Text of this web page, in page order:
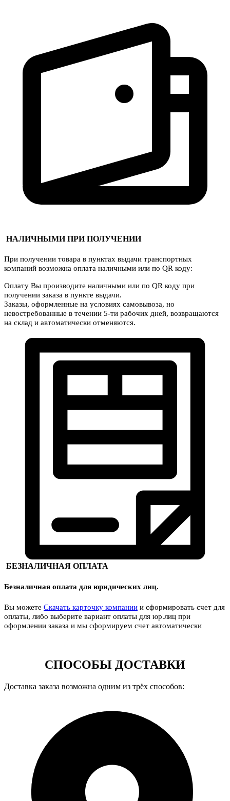
НАЛИЧНЫМИ ПРИ ПОЛУЧЕНИИ
При получении товара в пунктах выдачи транспортных
компаний возможна оплата наличными или по QR коду:
Оплату Вы производите наличными или по QR коду при
получении заказа в пункте выдачи.
Заказы, оформленные на условиях самовывоза, но
невостребованные в течении 5-ти рабочих дней, возвращаются
на склад и автоматически отменяются.
БЕЗНАЛИЧНАЯ ОПЛАТА
Безналичная оплата для юридических лиц.
Вы можете Скачать карточку компании и сформировать счет для
оплаты, либо выберите вариант оплаты для юр.лиц при
оформлении заказа и мы сформируем счет автоматически
СПОСОБЫ ДОСТАВКИ
Доставка заказа возможна одним из трёх способов: